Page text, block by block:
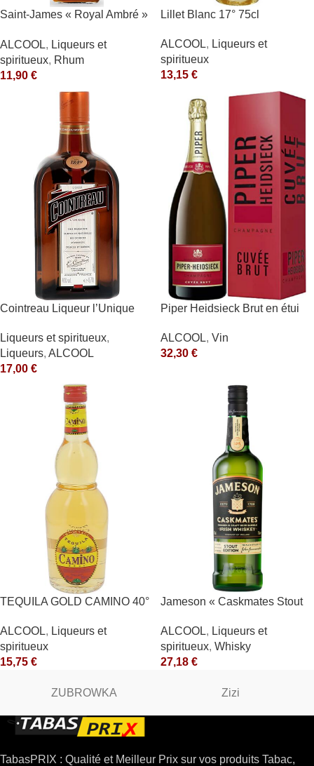
Saint-James « Royal Ambré »
ALCOOL, Liqueurs et
spiritueux, Rhum
11,90 €
Lillet Blanc 17° 75cl
ALCOOL, Liqueurs et
spiritueux
13,15 €
Cointreau Liqueur l’Unique
Liqueurs et spiritueux,
Liqueurs, ALCOOL
17,00 €
Piper Heidsieck Brut en étui
ALCOOL, Vin
32,30 €
TEQUILA GOLD CAMINO 40°
ALCOOL, Liqueurs et
spiritueux
15,75 €
Jameson « Caskmates Stout
ALCOOL, Liqueurs et
spiritueux, Whisky
27,18 €
ZUBROWKA Zizi
TabasPRIX : Qualité et Meilleur Prix sur vos produits Tabac,